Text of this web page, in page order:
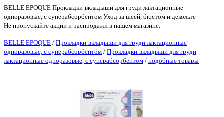
BELLE EPOQUE Прокладки-вкладыши для груди лактационные
одноразовые, с суперабсорбентом Уход за шеей, бюстом и декольте
Не пропускайте акции и распродажи в нашем магазине.
BELLE EPOQUE / Прокладки-вкладыши для груди лактационные
одноразовые, с суперабсорбентом / Прокладки-вкладыши для груди
лактационные одноразовые, с суперабсорбентом / подобные товары